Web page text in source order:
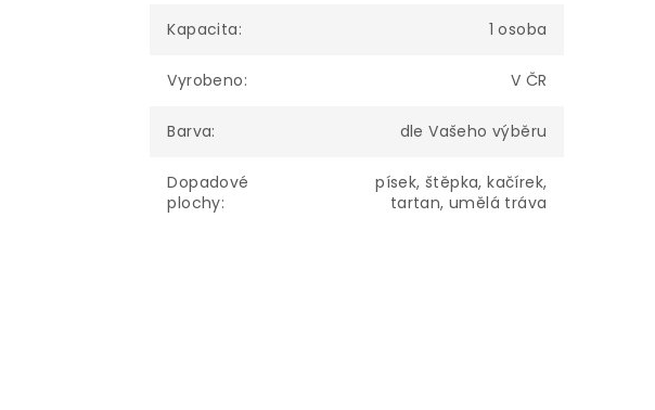
Kapacita: 1 osoba
Vyrobeno: V ČR
Barva: dle Vašeho výběru
Dopadové
plochy:
písek, štěpka, kačírek,
tartan, umělá tráva